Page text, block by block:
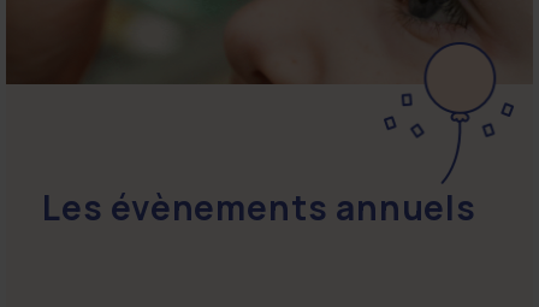
Les évènements annuels